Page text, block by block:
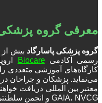
معرفی گروه پزشکی
گروه پزشکی پاسارگاد بیش از
رسمی آکادمیBiocare
کارگاه‌های آموزشی متعددی
می‌نماید. پزشکان و جراحان
GAIA، NVCG و انجمن سلطنتی پزشکی اروپا می‌باشد.